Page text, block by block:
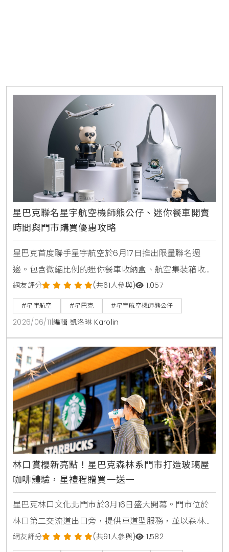
星巴克聯名星宇航空機師熊公仔、迷你餐車開賣
時間與門市購買優惠攻略
星巴克首度聯手星宇航空於6月17日推出限量聯名週
邊。包含微縮比例的迷你餐車收納盒、航空集裝箱收納
套與安全帶扣折疊收納袋。台北限定門市更首賣黑登機
證馬克杯，杯身印有西雅圖創始店與台灣星巴克生日等
彩蛋。7月將加碼推出隱藏版機師熊公仔。
網友評分 (共61人參與) 1,057
#星宇航空 #星巴克 #星宇航空機師熊公仔
2026/06/11 編輯 凱洛琳 Karolin
林口賞櫻新亮點！星巴克森林系門市打造玻璃屋
咖啡體驗，星禮程贈買一送一
星巴克林口文化北門市於3月16日盛大開幕。門市位於
林口第二交流道出口旁，提供車道型服務，並以森林中
的玻璃盒為設計核心。門市周邊種植3株富士櫻，打造
網友評分 (共91人參與) 1,582